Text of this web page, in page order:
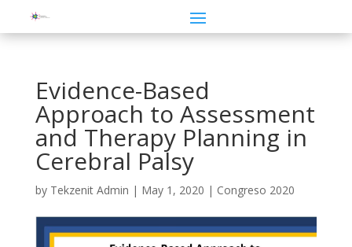
Evidence-Based
Approach to Assessment
and Therapy Planning in
Cerebral Palsy
by Tekzenit Admin | May 1, 2020 | Congreso 2020